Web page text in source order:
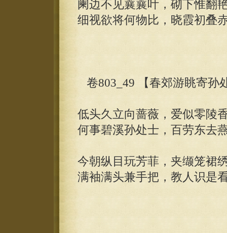
阑边不见蘘蘘叶，砌下惟翻
细视欲将何物比，晓霞初叠
卷803_49 【春郊游眺寄孙
低头久立向蔷薇，爱似零陵
何事碧溪孙处士，百劳东去
今朝纵目玩芳菲，夹缬笼裙
满袖满头兼手把，教人识是